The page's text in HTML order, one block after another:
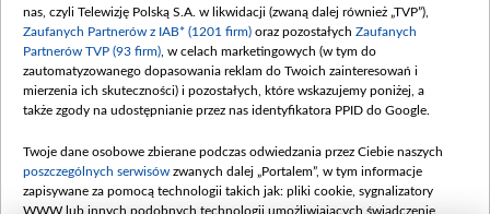
nas, czyli Telewizję Polską S.A. w likwidacji (zwaną dalej również „TVP”),
Zaufanych Partnerów z IAB* (1201 firm) oraz pozostałych Zaufanych
Partnerów TVP (93 firm) , w celach marketingowych (w tym do
zautomatyzowanego dopasowania reklam do Twoich zainteresowań i
mierzenia ich skuteczności) i pozostałych, które wskazujemy poniżej, a
także zgody na udostępnianie przez nas identyfikatora PPID do Google.
Twoje dane osobowe zbierane podczas odwiedzania przez Ciebie naszych
poszczególnych serwisów zwanych dalej „Portalem”, w tym informacje
zapisywane za pomocą technologii takich jak: pliki cookie, sygnalizatory
WWW lub innych podobnych technologii umożliwiających świadczenie